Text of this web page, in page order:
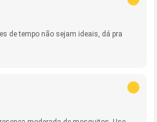
de tempo não sejam ideais, dá pra